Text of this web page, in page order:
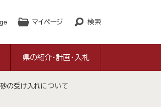
マイページ 検索
県の紹介・計画・入札
の受け入れについて